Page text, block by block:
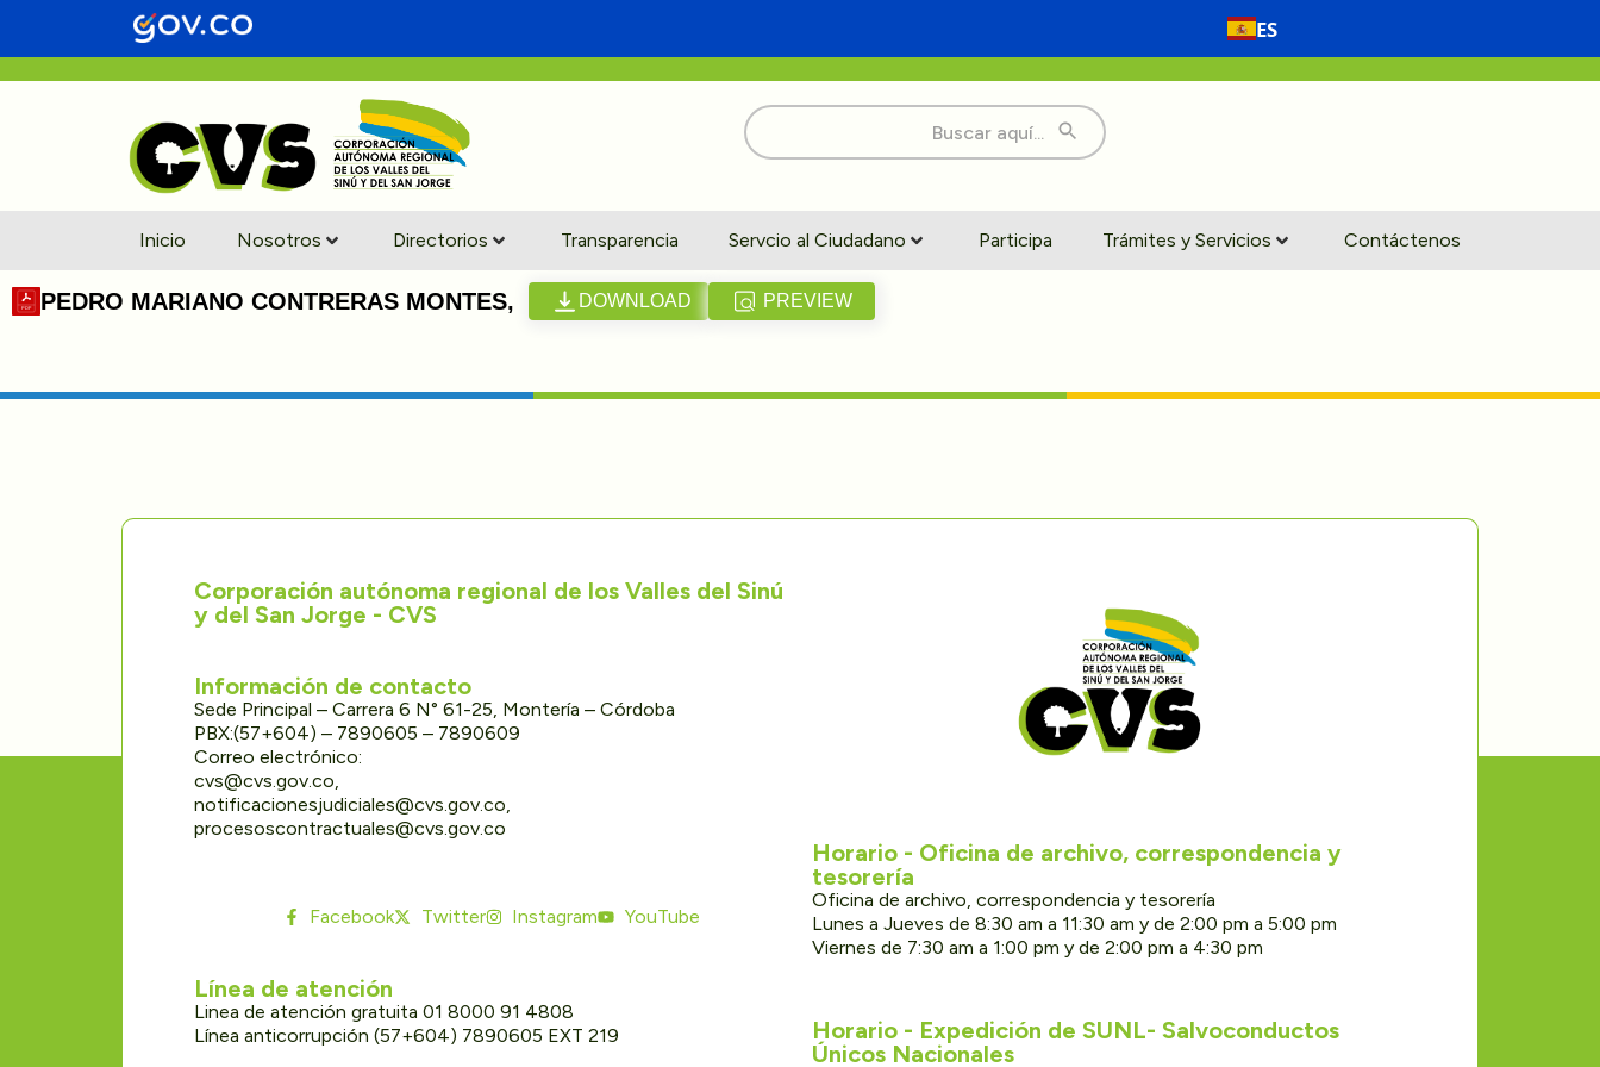
ES
Buscar:
Inicio Nosotros Directorios Transparencia Servcio al Ciudadano Participa Trámites y Servicios Contáctenos
PEDRO MARIANO CONTRERAS MONTES, DOWNLOAD PREVIEW
Corporación autónoma regional de los Valles del Sinú
y del San Jorge - CVS
Información de contacto
Sede Principal – Carrera 6 N° 61-25, Montería – Córdoba
PBX:(57+604) – 7890605 – 7890609
Correo electrónico:
cvs@cvs.gov.co,
notificacionesjudiciales@cvs.gov.co,
procesoscontractuales@cvs.gov.co
Facebook Twitter Instagram YouTube
Línea de atención
Linea de atención gratuita 01 8000 91 4808
Línea anticorrupción (57+604) 7890605 EXT 219
Horario - Oficina de archivo, correspondencia y
tesorería
Oficina de archivo, correspondencia y tesorería
Lunes a Jueves de 8:30 am a 11:30 am y de 2:00 pm a 5:00 pm
Viernes de 7:30 am a 1:00 pm y de 2:00 pm a 4:30 pm
Horario - Expedición de SUNL- Salvoconductos
Únicos Nacionales